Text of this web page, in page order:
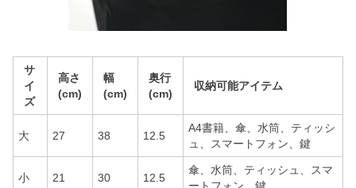
サ
イ
ズ
高さ
(cm)
幅
(cm)
奥行
(cm)
収納可能アイテム
大 27 38 12.5
A4書籍、傘、水筒、ティッシ
ュ、スマートフォン、鍵
小 21 30 12.5
傘、水筒、ティッシュ、スマ